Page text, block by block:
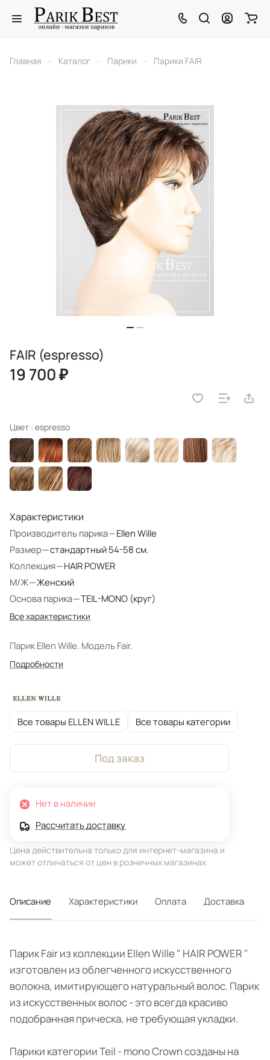
Главная – Каталог – Парики – Парики FAIR
FAIR (espresso)
19 700 ₽
Цвет : espresso
Характеристики
Производитель парика—Ellen Wille
Размер—стандартный 54-58 см.
Коллекция—HAIR POWER
М/Ж—Женский
Основа парика—TEIL-MONO (круг)
Все характеристики
Парик Ellen Wille. Модель Fair.
Подробности
Все товары ELLEN WILLE Все товары категории
Под заказ
Нет в наличии
Рассчитать доставку
Цена действительна только для интернет-магазина и
может отличаться от цен в розничных магазинах
Описание Характеристики Оплата Доставка
Парик Fair из коллекции Ellen Wille " HAIR POWER "
изготовлен из облегченного искусственного
волокна, имитирующего натуральный волос. Парик
из искусственных волос - это всегда красиво
подобранная прическа, не требующая укладки.
Парики категории Teil - mono Crown созданы на